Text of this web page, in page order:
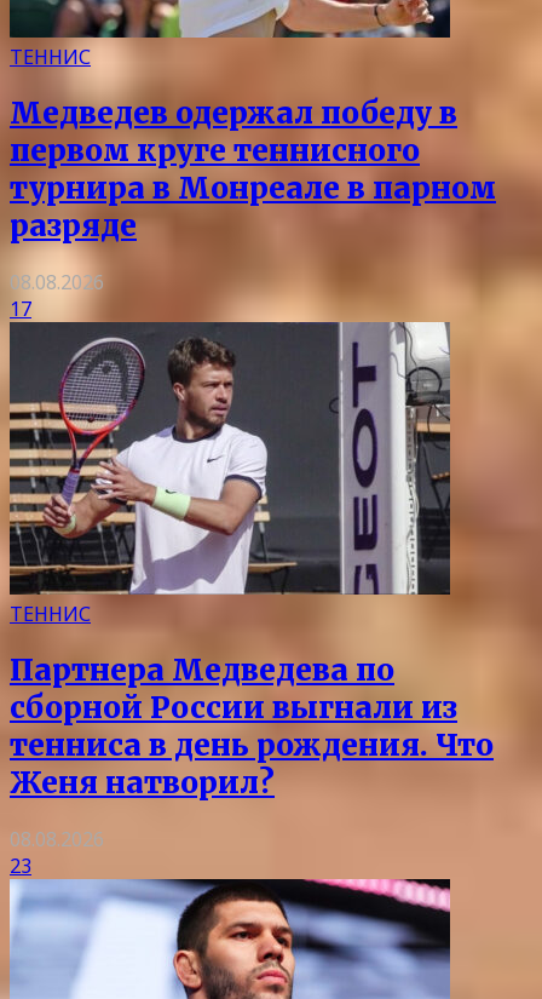
ТЕННИС
Медведев одержал победу в
первом круге теннисного
турнира в Монреале в парном
разряде
08.08.2026
17
ТЕННИС
Партнера Медведева по
сборной России выгнали из
тенниса в день рождения. Что
Женя натворил?
08.08.2026
23